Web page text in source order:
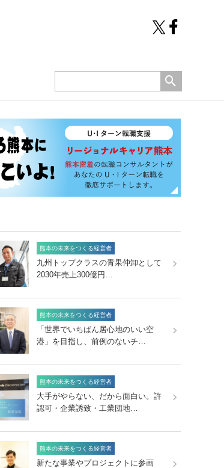
熊本の未来をつくる経営者
九州トップクラスの青果仲卸として
2030年売上300億円…
熊本の未来をつくる経営者
「世界でいちばん居心地のいい空
港」を目指し、前例のないチ…
熊本の未来をつくる経営者
大手がやらない、だから面白い。許
認可・企業誘致・工業団地…
熊本の未来をつくる経営者
新たな事業やプロジェクトに参画